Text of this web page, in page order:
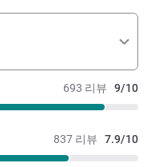
693 리뷰 9/10
837 리뷰 7.9/10